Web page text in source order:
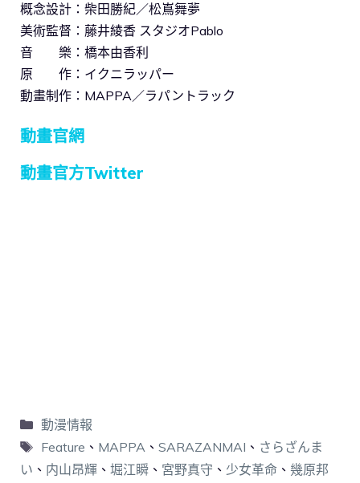
概念設計：柴田勝紀／松嶌舞夢
美術監督：藤井綾香 スタジオPablo
音 樂：橋本由香利
原 作：イクニラッパー
動畫制作：MAPPA／ラパントラック
動畫官網
動畫官方Twitter
動漫情報
Feature 、 MAPPA、 SARAZANMAI 、 さらざんま
い 、 内山昂輝 、 堀江瞬 、 宮野真守 、 少女革命 、 幾原邦